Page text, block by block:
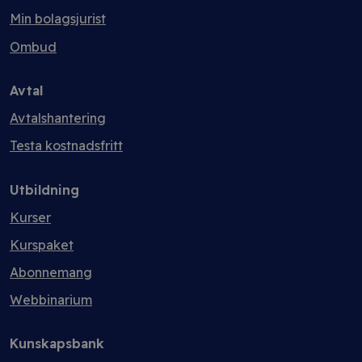
Min bolagsjurist
Ombud
Avtal
Avtalshantering
Testa kostnadsfritt
Utbildning
Kurser
Kurspaket
Abonnemang
Webbinarium
Kunskapsbank